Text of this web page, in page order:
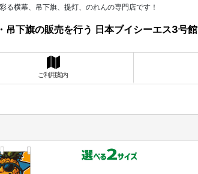
る横幕、吊下旗、提灯、のれんの専門店です！
吊下旗の販売を行う 日本ブイシーエス3号館
ご利用案内